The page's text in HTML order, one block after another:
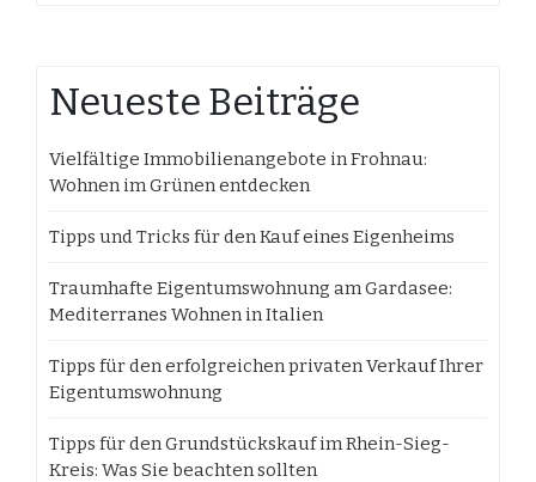
Neueste Beiträge
Vielfältige Immobilienangebote in Frohnau:
Wohnen im Grünen entdecken
Tipps und Tricks für den Kauf eines Eigenheims
Traumhafte Eigentumswohnung am Gardasee:
Mediterranes Wohnen in Italien
Tipps für den erfolgreichen privaten Verkauf Ihrer
Eigentumswohnung
Tipps für den Grundstückskauf im Rhein-Sieg-
Kreis: Was Sie beachten sollten